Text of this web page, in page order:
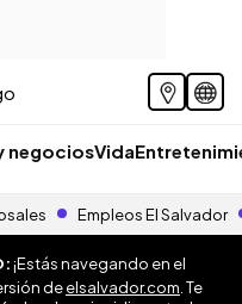
negociosVida
Empleos El Salvador
¡Estás navegando en el
deelsalvador.com . Te